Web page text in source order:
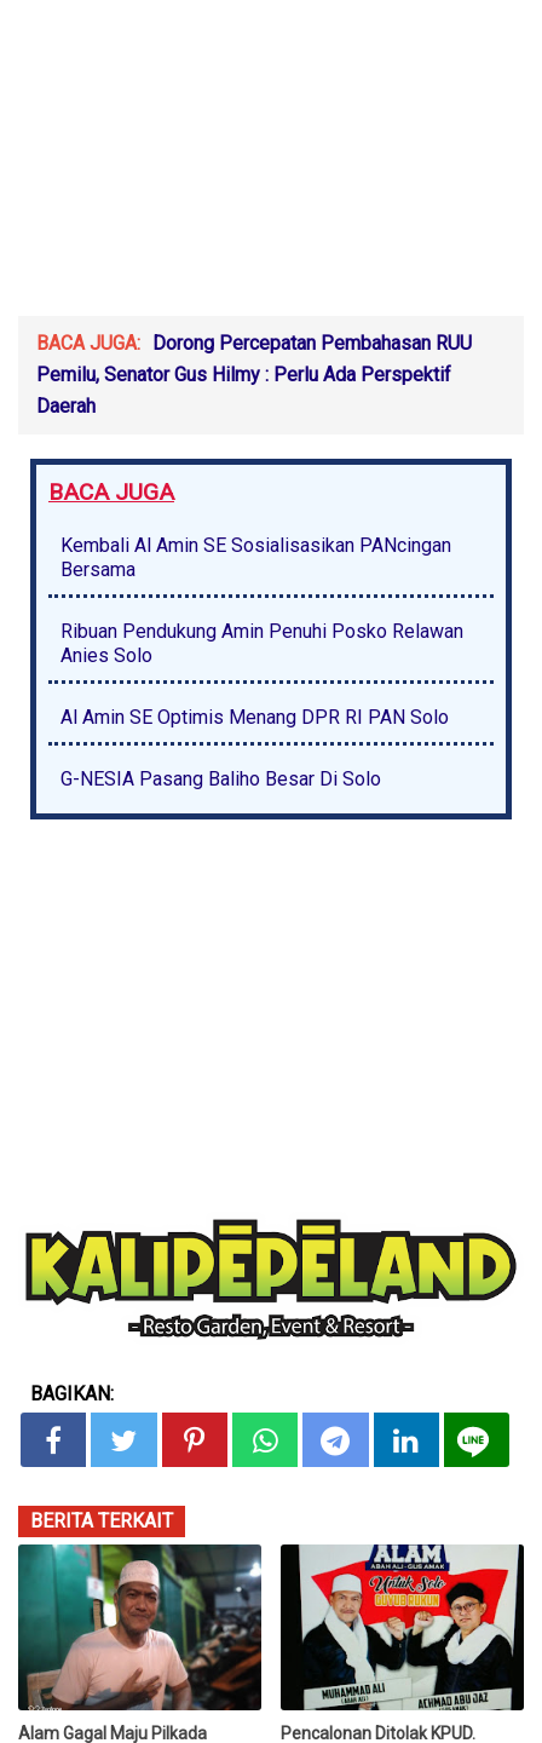
BACA JUGA:
Dorong Percepatan Pembahasan RUU
Pemilu, Senator Gus Hilmy : Perlu Ada Perspektif
Daerah
BACA JUGA
Kembali Al Amin SE Sosialisasikan PANcingan
Bersama
Ribuan Pendukung Amin Penuhi Posko Relawan
Anies Solo
Al Amin SE Optimis Menang DPR RI PAN Solo
G-NESIA Pasang Baliho Besar Di Solo
BAGIKAN:
BERITA TERKAIT
Alam Gagal Maju Pilkada Pencalonan Ditolak KPUD.